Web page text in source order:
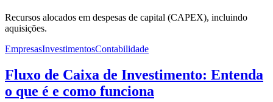
Recursos alocados em despesas de capital (CAPEX), incluindo
aquisições.
EmpresasInvestimentosContabilidade
Fluxo de Caixa de Investimento: Entenda
o que é e como funciona